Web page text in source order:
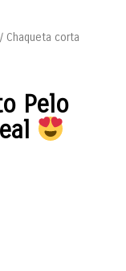
/ Chaqueta corta
Pelo